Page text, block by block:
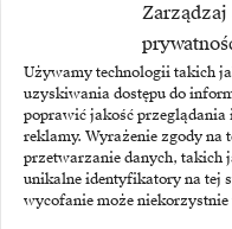
Zarządzaj
Używamy technologii takich
uzyskiwania dostępu do
poprawić jakość
reklamy. Wyrażenie zgody na
przetwarzanie danych, takich
unikalne identyfikatory na tej
wycofanie może niekorzystnie
W takim
nie tylko
wartości